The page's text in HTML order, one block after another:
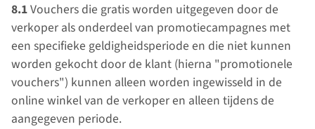
8.1Vouchers die gratis worden uitgegeven door de
verkoper als onderdeel van promotiecampagnes met
een specifieke geldigheidsperiode en die niet kunnen
worden gekocht door de klant (hierna "promotionele
vouchers") kunnen alleen worden ingewisseld in de
online winkel van de verkoper en alleen tijdens de
aangegeven periode.